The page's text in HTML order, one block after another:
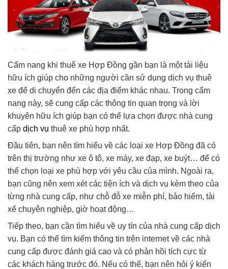
Cẩm nang khi thuê xe Hợp Đồng gần bạn là một tài liệu
hữu ích giúp cho những người cần sử dụng dịch vụ thuê
xe để di chuyển đến các địa điểm khác nhau. Trong cẩm
nang này, sẽ cung cấp các thông tin quan trọng và lời
khuyên hữu ích giúp bạn có thể lựa chọn được nhà cung
cấp dịch vụ thuê xe phù hợp nhất.
Đầu tiên, bạn nên tìm hiểu về các loại xe Hợp Đồng đã có
trên thị trường như xe ô tô, xe máy, xe đạp, xe buýt… để có
thể chọn loại xe phù hợp với yêu cầu của mình. Ngoài ra,
bạn cũng nên xem xét các tiện ích và dịch vụ kèm theo của
từng nhà cung cấp, như chỗ đỗ xe miễn phí, bảo hiểm, tài
xế chuyên nghiệp, giờ hoạt động…
Tiếp theo, bạn cần tìm hiểu về uy tín của nhà cung cấp dịch
vụ. Bạn có thể tìm kiếm thông tin trên internet về các nhà
cung cấp được đánh giá cao và có phản hồi tích cực từ
các khách hàng trước đó. Nếu có thể, bạn nên hỏi ý kiến